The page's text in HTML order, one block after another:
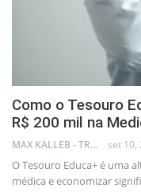
Como o Tesouro
R$ 200 mil na
MAX KALLEB - TRADER set 10,
O Tesouro Educa+ é uma
médica e economizar